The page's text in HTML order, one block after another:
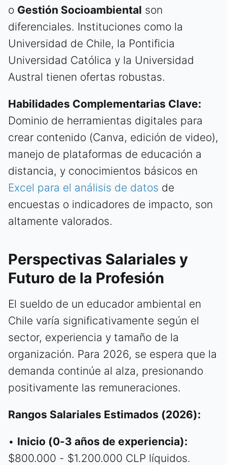
o Gestión Socioambiental son
diferenciales. Instituciones como la
Universidad de Chile, la Pontificia
Universidad Católica y la Universidad
Austral tienen ofertas robustas.
Habilidades Complementarias Clave:
Dominio de herramientas digitales para
crear contenido (Canva, edición de video),
manejo de plataformas de educación a
distancia, y conocimientos básicos en
Excel para el análisis de datos de
encuestas o indicadores de impacto, son
altamente valorados.
Perspectivas Salariales y
Futuro de la Profesión
El sueldo de un educador ambiental en
Chile varía significativamente según el
sector, experiencia y tamaño de la
organización. Para 2026, se espera que la
demanda continúe al alza, presionando
positivamente las remuneraciones.
Rangos Salariales Estimados (2026):
• Inicio (0-3 años de experiencia):
$800.000 - $1.200.000 CLP líquidos.